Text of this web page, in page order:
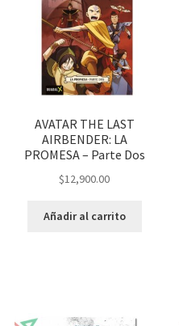
AVATAR THE LAST
AIRBENDER: LA
PROMESA – Parte Dos
$12,900.00
Añadir al carrito